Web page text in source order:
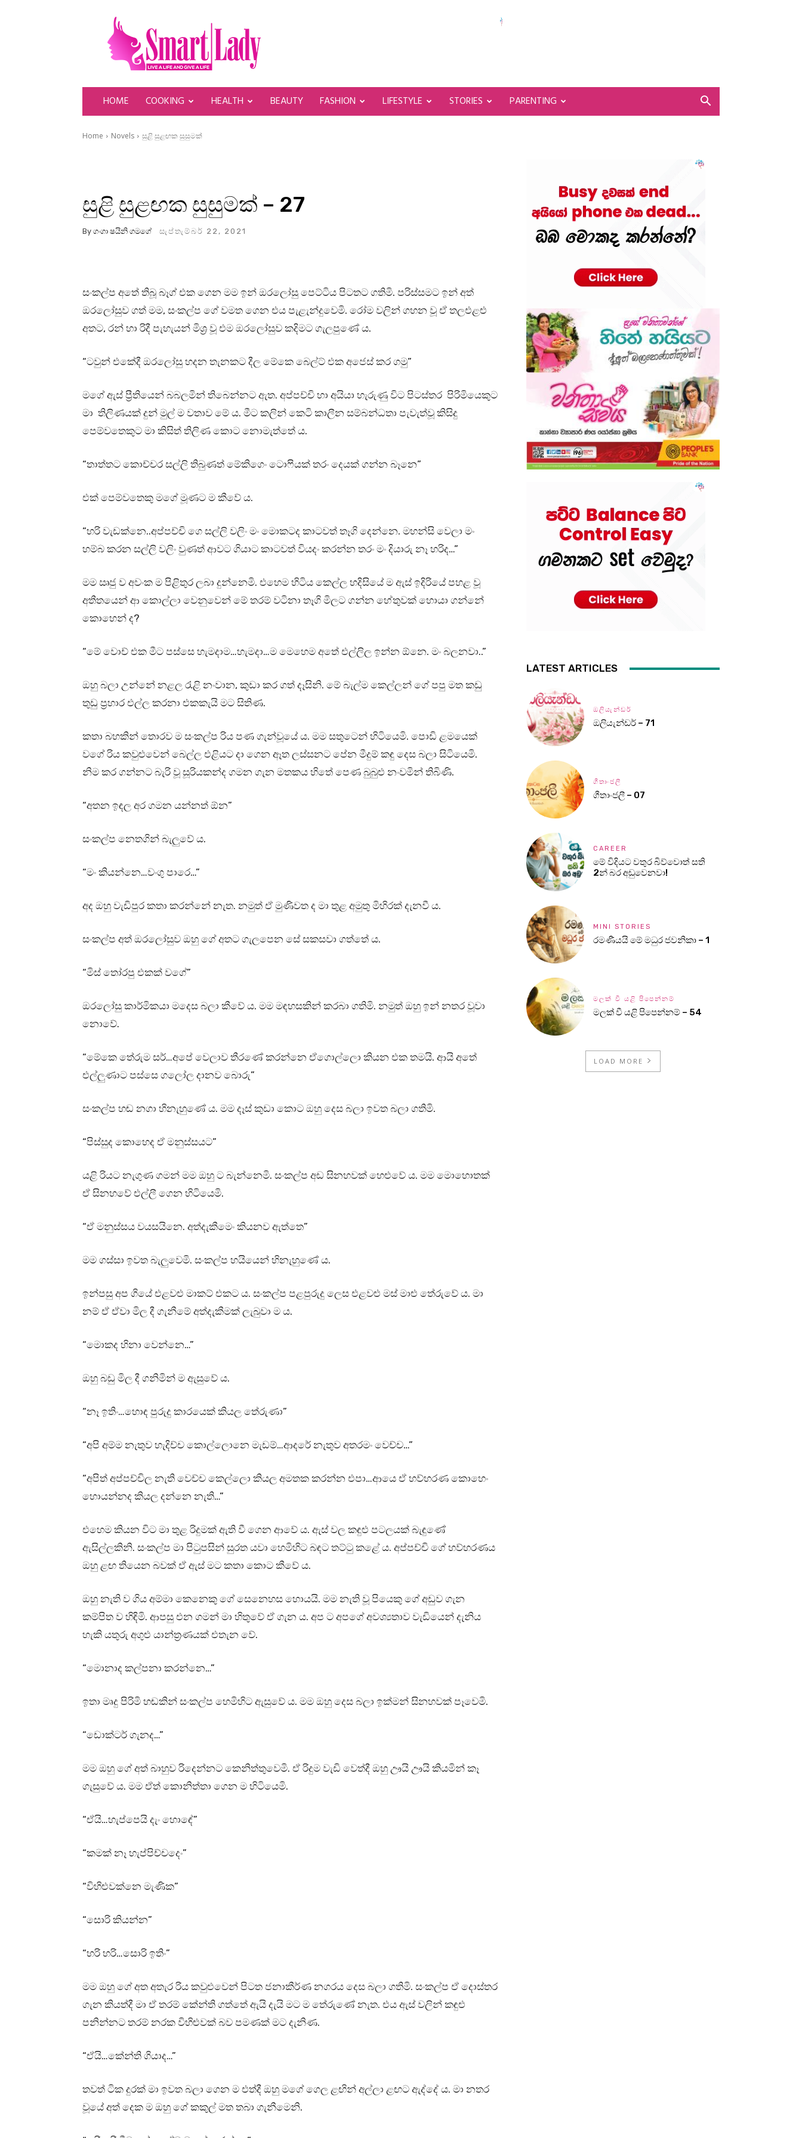
SmartLady
HOME COOKING HEALTH BEAUTY FASHION LIFESTYLE STORIES PARENTING
Home Novels සුළි සුළඟක සුසුමක්
සුළි සුළඟක සුසුමක් – 27
By ගංගා ෂයිනි ගමගේ සැප්තැම්බර් 22, 2021
සංකල්ප අතේ තිබූ බෑග් එක ගෙන මම ඉන් ඔරලෝසු පෙට්ටිය පිටතට ගතිමි. පරිස්සමට ඉන් අත්
ඔරලෝසුව ගත් මම, සංකල්ප ගේ වමත ගෙන එය පැළැන්දුවෙමි. රෝම වලින් ගහන වූ ඒ තලඑළළු
අතට, රන් හා රිදී පැහැයන් මිශ්‍ර වූ එම ඔරලෝසුව කදිමට ගැලපුණේ ය.
“ටවුන් එකේදී ඔරලෝසු හදන තැනකට දීල මේකෙ බෙල්ට් එක අජෙස් කර ගමු”
මගේ ඇස් ප්‍රීතියෙන් බබලමින් තිබෙන්නට ඇත. අප්පච්චි හා අයියා හැරුණු විට පිටස්තර පිරිමියෙකුට
මා තිලිණයක් දුන් මුල් ම වතාව මේ ය. මීට කලින් කෙටි කාලීන සම්බන්ධතා පැවැත්වූ කිසිදු
පෙම්වතෙකුට මා කිසිත් තිලිණ කොට නොමැත්තේ ය.
“තාත්තට කොච්චර සල්ලි තිබුණත් මේකිගෙං ටොෆියක් තරං දෙයක් ගන්න බෑනෙ”
එක් පෙම්වතෙකු මගේ මූණට ම කීවේ ය.
“හරි වැඩක්නෙ..අප්පච්චි ගෙ සල්ලි වලිං මං මොකටද කාටවත් තෑගි දෙන්නෙ. මහන්සි වෙලා මං
හම්බ කරන සල්ලි වලිං වුණත් ආවට ගියාට කාටවත් වියදං කරන්න තරං මං දියාරු නෑ හරිද…”
මම ඍජු ව අවංක ම පිළිතුර ලබා දුන්නෙමි. එහෙම හිටිය කෙල්ල හදිසියේ ම ඇස් ඉදිරියේ පහළ වූ
අතීතයෙන් ආ කොල්ලා වෙනුවෙන් මේ තරම් වටිනා තෑගි මිලට ගන්න හේතුවක් හොයා ගන්නේ
කොහෙන් ද?
“මේ වොච් එක මීට පස්සෙ හැමදාම…හැමදා…ම මෙහෙම අතේ එල්ලිල ඉන්න ඕනෙ. මං බලනවා..”
ඔහු බලා උන්නේ නළල රැළි නංවාන, කුඩා කර ගත් දෑසිනි. මේ බැල්ම කෙල්ලන් ගේ පපු මත කඩු
තුඩු ප්‍රහාර එල්ල කරනා එකකැයි මට සිතිණ.
කතා බහකින් තොරව ම සංකල්ප රිය පණ ගැන්වූයේ ය. මම සතුටෙන් හිටියෙමි. පොඩි ළමයෙක්
වගේ රිය කවුළුවෙන් බෙල්ල එළියට දා ගෙන ඈත ලස්සනට පේන මීදුම් කඳු දෙස බලා සිටියෙමි.
නිම කර ගන්නට බැරි වූ සූරියකන්ද ගමන ගැන මතකය හිතේ පෙණ බුබුළු නංවමින් තිබිණි.
“අතන ඉඳල අර ගමන යන්නත් ඕන”
සංකල්ප නෙතගින් බැලුවේ ය.
“මං කියන්නෙ…වංගු පාරෙ…”
අද ඔහු වැඩිපුර කතා කරන්නේ නැත. නමුත් ඒ මුණිවත ද මා තුළ අමුතු මිහිරක් දැනවී ය.
සංකල්ප අත් ඔරලෝසුව ඔහු ගේ අතට ගැලපෙන සේ සකසවා ගත්තේ ය.
“මිස් තෝරපු එකක් වගේ”
ඔරලෝසු කාර්මිකයා මදෙස බලා කීවේ ය. මම මඳහසකින් කරබා ගතිමි. නමුත් ඔහු ඉන් නතර වූවා
නොවේ.
“මේකෙ තේරුම සර්…අපේ වෙලාව තීරණේ කරන්නෙ ඒගොල්ලො කියන එක තමයි. ආයි අතේ
එල්ලුණාට පස්සෙ ගලෝල දානව බොරු”
සංකල්ප හඬ නගා හිනැහුණේ ය. මම දෑස් කුඩා කොට ඔහු දෙස බලා ඉවත බලා ගතිමි.
“පිස්සුද කොහෙද ඒ මනුස්සයට”
යළි රියට නැගුණ ගමන් මම ඔහු ට බැන්නෙමි. සංකල්ප අඩ සිනහවක් හෙළුවේ ය. මම මොහොතක්
ඒ සිනහවේ එල්ලී ගෙන හිටියෙමි.
“ඒ මනුස්සය වයසයිනෙ. අත්දැකීමෙං කියනව ඇත්තෙ”
මම ගස්සා ඉවත බැලුවෙමි. සංකල්ප හයියෙන් හිනැහුණේ ය.
ඉන්පසු අප ගියේ එළවළු මාකට් එකට ය. සංකල්ප පළපුරුදු ලෙස එළවළු මස් මාළු තේරුවේ ය. මා
නම් ඒ ඒවා මිල දී ගැනීමේ අත්දැකීමක් ලැබුවා ම ය.
“මොකද හිනා වෙන්නෙ…”
ඔහු බඩු මිල දී ගනිමින් ම ඇසුවේ ය.
“නෑ ඉතිං…හොඳ පුරුදු කාරයෙක් කියල තේරුණා”
“අපි අම්ම නැතුව හැදිච්ච කොල්ලොනෙ මැඩම්…ආදරේ නැතුව අතරමං වෙච්ච…”
“අපිත් අප්පච්චිල නැති වෙච්ච කෙල්ලො කියල අමතක කරන්න එපා…ආයෙ ඒ හව්හරණ කොහෙං
හොයන්නද කියල දන්නෙ නැති…”
එහෙම කියන විට මා තුළ රිදුමක් ඇති වී ගෙන ආවේ ය. ඇස් වල කඳුළු පටලයක් බැඳුණේ
ඇසිල්ලකිනි. සංකල්ප මා පිටුපසින් සුරත යවා හෙමිහිට බඳට තට්ටු කළේ ය. අප්පච්චි ගේ හව්හරණය
ඔහු ළඟ තියෙන බවක් ඒ ඇස් මට කතා කොට කීවේ ය.
ඔහු නැති ව ගිය අම්මා කෙනෙකු ගේ සෙනෙහස හොයයි. මම නැති වූ පියෙකු ගේ අඩුව ගැන
කම්පිත ව හිඳිමි. ආපසු එන ගමන් මා හිතුවේ ඒ ගැන ය. අප ට අපගේ අවශ්‍යතාව වැඩියෙන් දැනිය
හැකි යතුරු අගුළු යාන්ත්‍රණයක් එතැන වේ.
“මොනාද කල්පනා කරන්නෙ…”
ඉතා මෘදු පිරිමි හඬකින් සංකල්ප හෙමිහිට ඇසුවේ ය. මම ඔහු දෙස බලා ඉක්මන් සිනහවක් පෑවෙමි.
“ඩොක්ටර් ගැනද…”
මම ඔහු ගේ අත් බාහුව රිදෙන්නට කෙනිත්තුවෙමි. ඒ රිදුම වැඩි වෙත්දී ඔහු ඌයි ඌයි කියමින් කෑ
ගැසුවේ ය. මම ඒත් කොනිත්තා ගෙන ම හිටියෙමි.
“ඒයි…හැප්පෙයි දැං හොඳේ”
“කමක් නෑ හැප්පිච්චදෙං”
“විහිළුවක්නෙ මැණික”
“සොරි කියන්න”
“හරි හරි…සොරි ඉතිං”
මම ඔහු ගේ අත අතැර රිය කවුළුවෙන් පිටත ජනාකීර්ණ නගරය දෙස බලා ගතිමි. සංකල්ප ඒ දොස්තර
ගැන කියත්දී මා ඒ තරම් කේන්ති ගත්තේ ඇයි දැයි මට ම තේරුණේ නැත. එය ඇස් වලින් කඳුළු
පනින්නට තරම් නරක විහිළුවක් බව පමණක් මට දැනිණ.
“ඒයි…කේන්ති ගියාද…”
තවත් ටික දුරක් මා ඉවත බලා ගෙන ම එත්දී ඔහු මගේ ගෙල ළඟින් අල්ලා ළඟට ඇද්දේ ය. මා නතර
වූයේ අත් දෙක ම ඔහු ගේ කකුල් මත තබා ගැනීමෙනි.
LATEST ARTICLES
ඔලියැන්ඩර්
ඔලියැන්ඩර් – 71
ගීතාංජලී
ගීතාංජලී – 07
CAREER
මේ විදියට වතුර බිව්වොත් සති
2න් බර අඩුවෙනවා!
MINI STORIES
රමණීයයි මේ මධුර ජවනිකා – 1
මලක් වී යළි පිපෙන්නම්
මලක් වී යළි පිපෙන්නම් – 54
LOAD MORE